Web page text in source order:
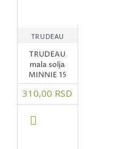
TRUDEAU
TRUDEAU
mala solja
MINNIE 15
310,00 RSD